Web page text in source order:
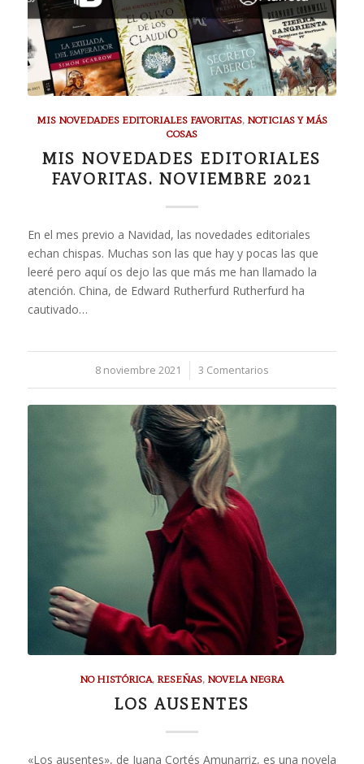
MIS NOVEDADES EDITORIALES FAVORITAS, NOTICIAS Y MÁS
COSAS
MIS NOVEDADES EDITORIALES
FAVORITAS. NOVIEMBRE 2021
En el mes previo a Navidad, las novedades editoriales
echan chispas. Muchas son las que hay y pocas las que
leeré pero aquí os dejo las que más me han llamado la
atención. China, de Edward Rutherfurd Rutherfurd ha
cautivado…
8 noviembre 2021
/ 3 Comentarios
NO HISTÓRICA, RESEÑAS, NOVELA NEGRA
LOS AUSENTES
«Los ausentes», de Juana Cortés Amunarriz, es una novela